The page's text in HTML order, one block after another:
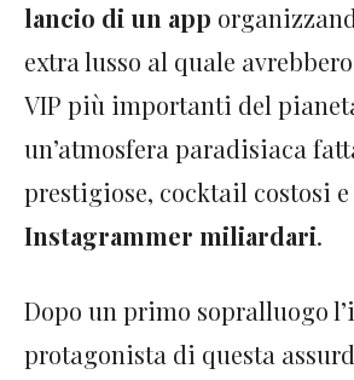
lancio di un app
extra lusso al quale
VIP più importanti del
un’atmosfera paradisiaca
prestigiose, cocktail costosi e
Instagrammer miliardari.
Dopo un primo sopralluogo
protagonista di questa